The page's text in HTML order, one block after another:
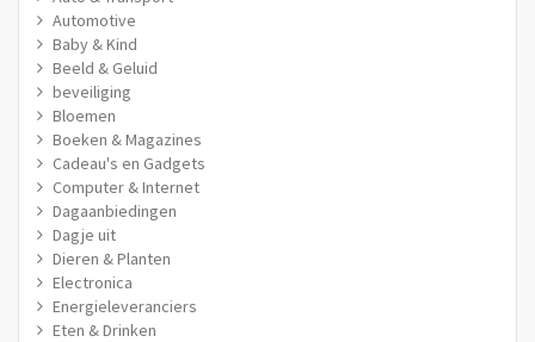
Automotive
Baby & Kind
Beeld & Geluid
beveiliging
Bloemen
Boeken & Magazines
Cadeau's en Gadgets
Computer & Internet
Dagaanbiedingen
Dagje uit
Dieren & Planten
Electronica
Energieleveranciers
Eten & Drinken